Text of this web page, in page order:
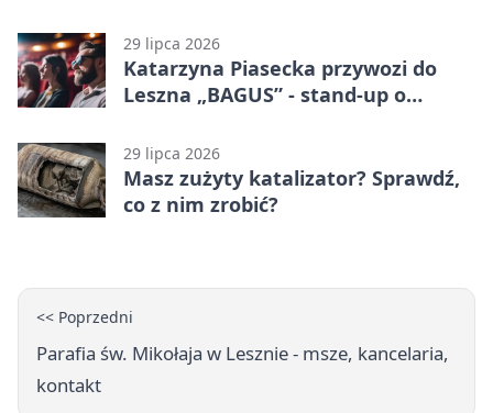
29 lipca 2026
Katarzyna Piasecka przywozi do
Leszna „BAGUS” - stand-up o
29 lipca 2026
Masz zużyty katalizator? Sprawdź,
co z nim zrobić?
<< Poprzedni
Parafia św. Mikołaja w Lesznie - msze, kancelaria,
kontakt